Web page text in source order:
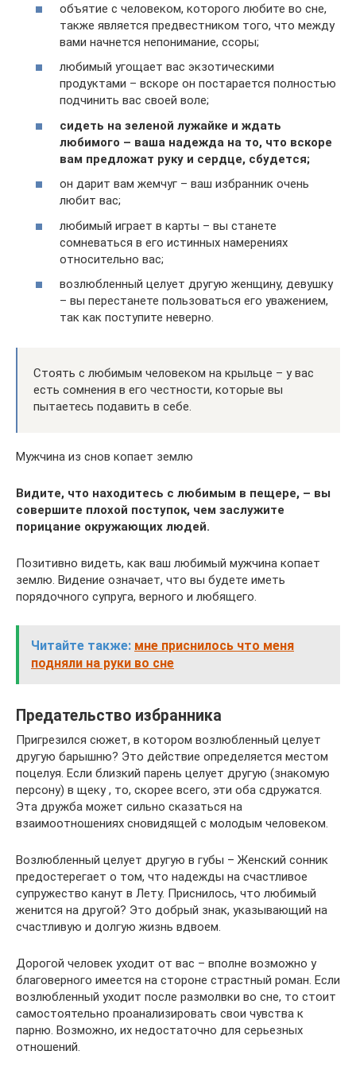
объятие с человеком, которого любите во сне,
также является предвестником того, что между
вами начнется непонимание, ссоры;
любимый угощает вас экзотическими
продуктами – вскоре он постарается полностью
подчинить вас своей воле;
сидеть на зеленой лужайке и ждать
любимого – ваша надежда на то, что вскоре
вам предложат руку и сердце, сбудется;
он дарит вам жемчуг – ваш избранник очень
любит вас;
любимый играет в карты – вы станете
сомневаться в его истинных намерениях
относительно вас;
возлюбленный целует другую женщину, девушку
– вы перестанете пользоваться его уважением,
так как поступите неверно.
Стоять с любимым человеком на крыльце – у вас
есть сомнения в его честности, которые вы
пытаетесь подавить в себе.
Мужчина из снов копает землю
Видите, что находитесь с любимым в пещере, – вы
совершите плохой поступок, чем заслужите
порицание окружающих людей.
Позитивно видеть, как ваш любимый мужчина копает
землю. Видение означает, что вы будете иметь
порядочного супруга, верного и любящего.
Читайте также: мне приснилось что меня
подняли на руки во сне
Предательство избранника
Пригрезился сюжет, в котором возлюбленный целует
другую барышню? Это действие определяется местом
поцелуя. Если близкий парень целует другую (знакомую
персону) в щеку , то, скорее всего, эти оба сдружатся.
Эта дружба может сильно сказаться на
взаимоотношениях сновидящей с молодым человеком.
Возлюбленный целует другую в губы – Женский сонник
предостерегает о том, что надежды на счастливое
супружество канут в Лету. Приснилось, что любимый
женится на другой? Это добрый знак, указывающий на
счастливую и долгую жизнь вдвоем.
Дорогой человек уходит от вас – вполне возможно у
благоверного имеется на стороне страстный роман. Если
возлюбленный уходит после размолвки во сне, то стоит
самостоятельно проанализировать свои чувства к
парню. Возможно, их недостаточно для серьезных
отношений.